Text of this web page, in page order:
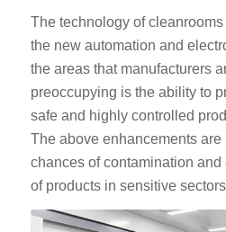
The technology of
the new automation and
the areas that manufacturers
preoccupying is the ability to
safe and highly controlled
The above enhancements
chances of contamination
of products in sensitive